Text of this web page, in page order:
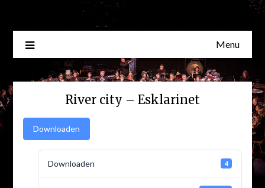
Menu
River city – Esklarinet
Downloaden
Downloaden 4